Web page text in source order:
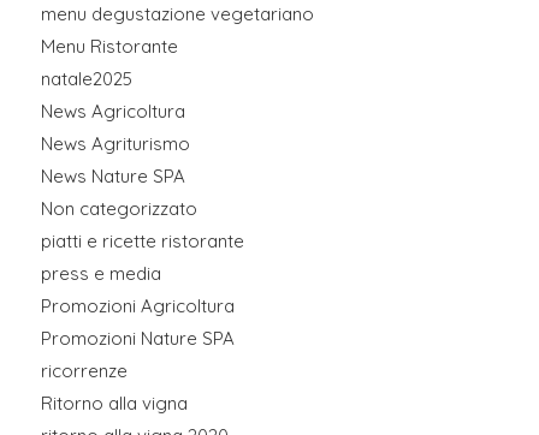
menu degustazione vegetariano
Menu Ristorante
natale2025
News Agricoltura
News Agriturismo
News Nature SPA
Non categorizzato
piatti e ricette ristorante
press e media
Promozioni Agricoltura
Promozioni Nature SPA
ricorrenze
Ritorno alla vigna